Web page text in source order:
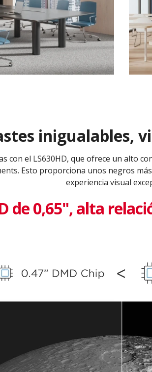
inigualables,
con el LS630HD, que ofrece un alto
Esto proporciona unos negros
experiencia visual
de 0,65", alta